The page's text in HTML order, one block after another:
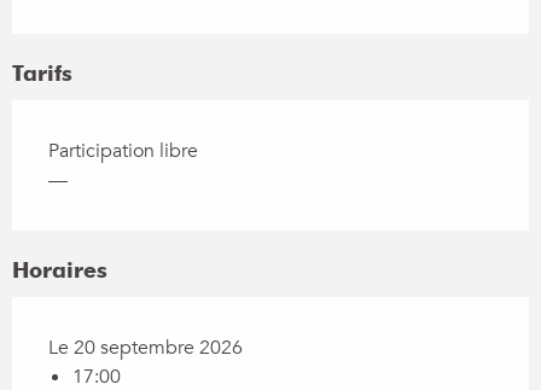
Tarifs
Participation libre
—
Horaires
Le 20 septembre 2026
17:00